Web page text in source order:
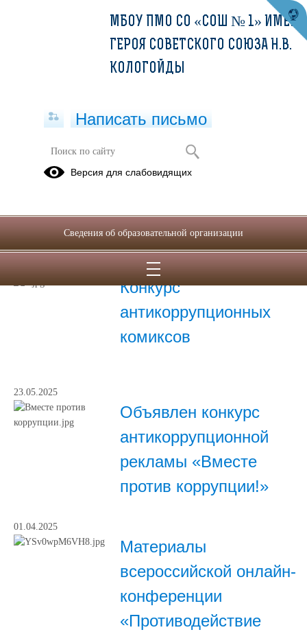
ПРОТИВОДЕЙСТВИЕ КОРРУПЦИИ
Конкурс
антикоррупционных
комиксов
23.05.2025
Объявлен конкурс
антикоррупционной
рекламы «Вместе
против коррупции!»
01.04.2025
Материалы
всероссийской онлайн-
конференции
«Противодействие
МБОУ ПМО СО «СОШ № 1» ИМЕНИ
ГЕРОЯ СОВЕТСКОГО СОЮЗА Н.В.
КОЛОГОЙДЫ
Написать письмо
Версия для слабовидящих
Сведения об образовательной организации